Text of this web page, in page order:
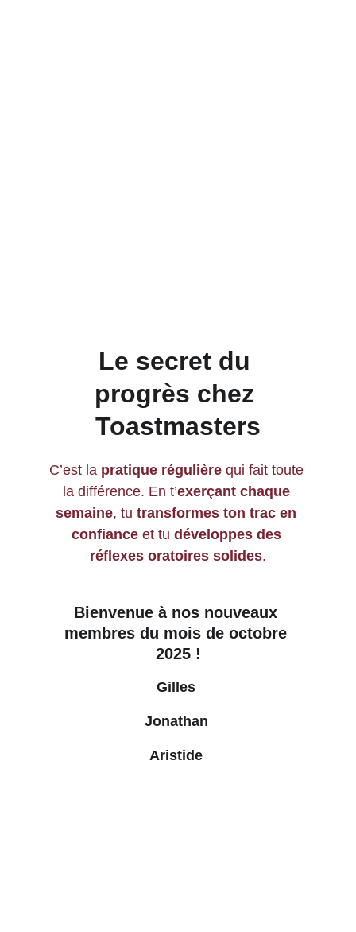
Le secret du
progrès chez
Toastmasters
C’est la pratique régulière qui fait toute
la différence. En t’exerçant chaque
semaine, tu transformes ton trac en
confiance et tu développes des
réflexes oratoires solides.
Bienvenue à nos nouveaux
membres du mois de octobre
2025 !
Gilles
Jonathan
Aristide